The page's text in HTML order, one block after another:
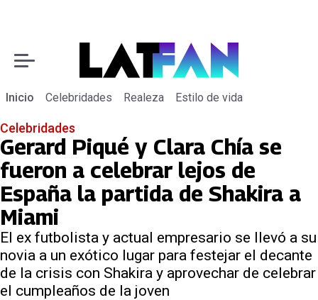
Inicio Celebridades Realeza Estilo de vida
Celebridades
Gerard Piqué y Clara Chía se
fueron a celebrar lejos de
España la partida de Shakira a
Miami
El ex futbolista y actual empresario se llevó a su
novia a un exótico lugar para festejar el decante
de la crisis con Shakira y aprovechar de celebrar
el cumpleaños de la joven